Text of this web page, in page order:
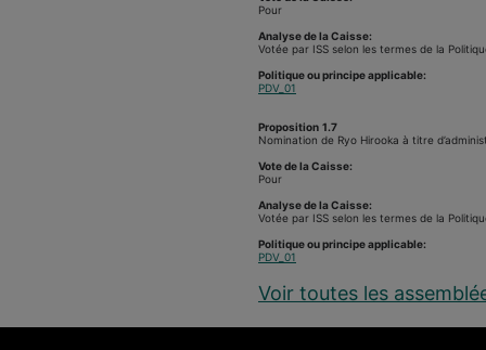
Pour
Analyse de la Caisse:
Votée par ISS selon les termes de la
Politique ou principe applicable:
PDV_01
Proposition 1.7
Nomination de Ryo Hirooka à titre
Vote de la Caisse:
Pour
Analyse de la Caisse:
Votée par ISS selon les termes de la
Politique ou principe applicable:
PDV_01
Voir toutes les